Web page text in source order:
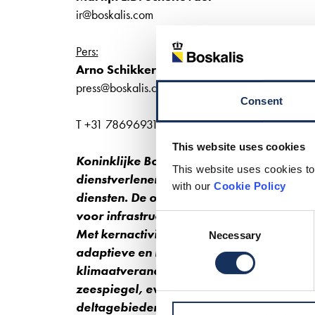
Consent
This website uses cookies
This website uses cookies
with our Cookie Policy
Consent
Selection
Necessary
ir@boskalis.com
Pers:
Arno Schikker
press@boskalis.com
T +31 786969310
Koninklijke Boskalis Westminster N.V. is
dienstverlener op het gebied van
diensten. De onderneming levert
voor infrastructurele uitdagingen in
Met kernactiviteiten zoals kust- en
adaptieve en mitigerende oplossingen
klimaatverandering, zoals extreme
zeespiegel, evenals oplossingen voor
deltagebieden over de hele wereld. De